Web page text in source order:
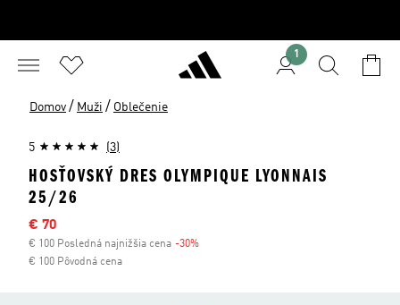
1
Domov / Muži / Oblečenie
5 (3)
HOSŤOVSKÝ DRES OLYMPIQUE LYONNAIS
25/26
Výpredajová cena
€ 70
€ 100 Posledná najnižšia cena -30%
€ 100 Pôvodná cena